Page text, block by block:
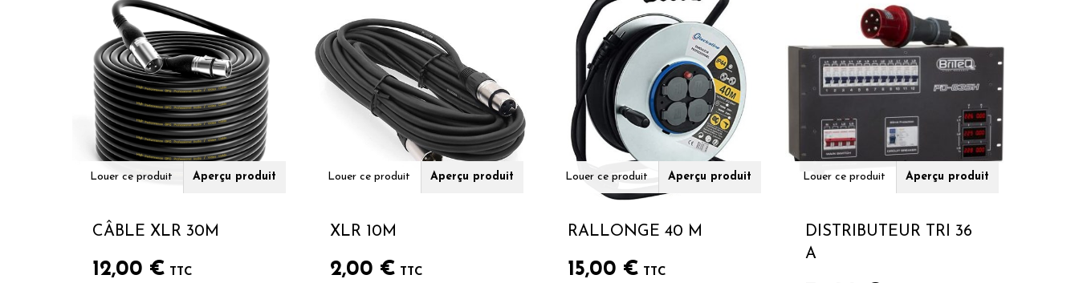
Louer ce produit Aperçu produit
CÂBLE XLR 30M
12,00 € TTC
Louer ce produit Aperçu produit
XLR 10M
2,00 € TTC
Louer ce produit Aperçu produit
RALLONGE 40 M
15,00 € TTC
Louer ce produit Aperçu produit
DISTRIBUTEUR TRI 36
A